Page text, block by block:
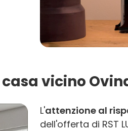
vicino
L'attenzione al
dell'offerta di RST